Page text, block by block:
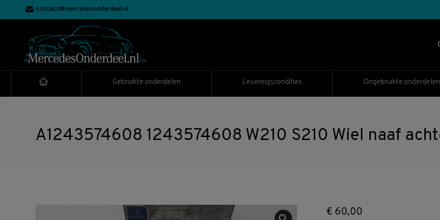
contact@mercedesonderdeel.nl
Gebruikte onderdelen Leveringscondities Ongebruikte onderdelen
A1243574608 1243574608 W210 S210 Wiel naaf
€ 60,00